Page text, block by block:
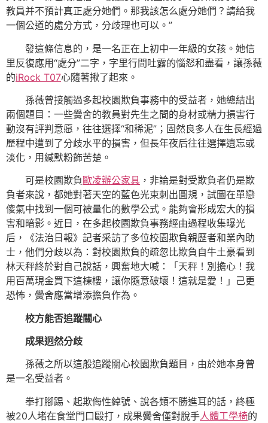
教員并不預計真正處分她們。那我該怎么處分她們？請給我
一個公道的處分方式，分歧理也可以。”
發這條信息的，是一名正在上初中一年級的女孩。她信
里反復應用“處分”二字，字里行間吐露的惱怒和盡看，讓孫薇
的iRock T07心隨著揪了起來。
孫薇曾接觸過多起校園欺負事務中的受益者，她總結出
兩個題目：一些黌舍的教員對先生之間的身材或精力損害行
動沒有評判意愿，往往選擇“和稀泥”；固然良多人在生長經過
歷程中遭到了分歧水平的損害，但長年夜后往往選擇遺忘或
淡化，用緘默粉飾苦楚。
可是校園欺負歐凌辦公家具 ，非論是對受欺負者仍是欺
負者來說，都她對著天空的藍色光束刺出圓規，試圖在單戀
傻氣中找到一個可被量化的數學公式。能夠會形成宏大的損
害和暗影。近日，在多起校園欺負事務經由過程收集曝光
后，《法治日報》記者采訪了多位校園欺負親歷者和業內助
士，他們分歧以為：對校園欺負的疏忽比欺負自牛土豪看到
林天秤終於對自己說話，興奮地大喊：「天秤！別擔心！我
用百萬現金買下這棟樓，讓你隨意破壞！這就是愛！」己更
恐怖，黌舍應當增添擔負作為。
校方能否追蹤關心
成果迥然分歧
孫薇之所以這般追蹤關心校園欺負題目，由於她本身曾
是一名受益者。
拳打腳踢、起欺侮性綽號、說各類不勝進耳的話，終極
被20人堵在食堂門口毆打，成果黌舍僅對脫手人體工學椅的